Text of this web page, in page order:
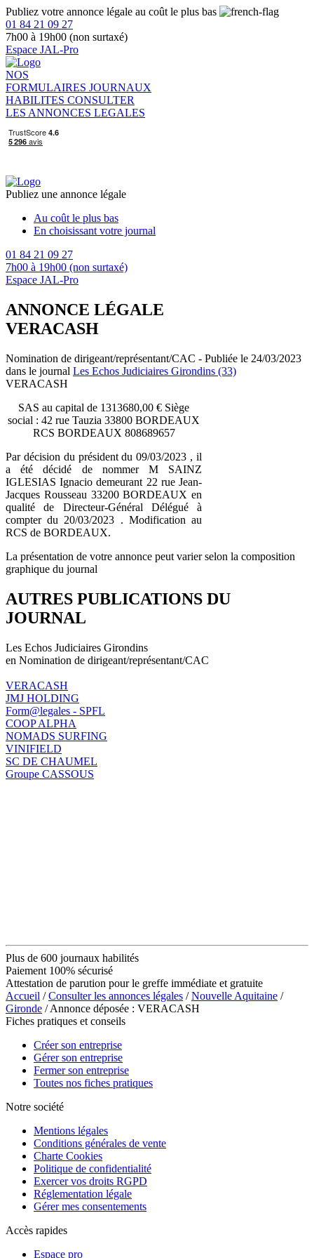
Publiez votre annonce légale au coût le plus bas
01 84 21 09 27
7h00 à 19h00 (non surtaxé)
Espace JAL-Pro
NOS
FORMULAIRES JOURNAUX
HABILITES CONSULTER
LES ANNONCES LEGALES
Publiez une annonce légale
Au coût le plus bas
En choisissant votre journal
01 84 21 09 27
7h00 à 19h00 (non surtaxé)
Espace JAL-Pro
ANNONCE LÉGALE
VERACASH
Nomination de dirigeant/représentant/CAC - Publiée le 24/03/2023
dans le journal Les Echos Judiciaires Girondins (33)
VERACASH
SAS au capital de 1313680,00 € Siège
social : 42 rue Tauzia 33800 BORDEAUX
RCS BORDEAUX 808689657
Par décision du président du 09/03/2023 , il
a été décidé de nommer M SAINZ
IGLESIAS Ignacio demeurant 22 rue Jean-
Jacques Rousseau 33200 BORDEAUX en
qualité de Directeur-Général Délégué à
compter du 20/03/2023 . Modification au
RCS de BORDEAUX.
La présentation de votre annonce peut varier selon la composition
graphique du journal
AUTRES PUBLICATIONS DU
JOURNAL
Les Echos Judiciaires Girondins
en Nomination de dirigeant/représentant/CAC
VERACASH
JMJ HOLDING
Form@legales - SPFL
COOP ALPHA
NOMADS SURFING
VINIFIELD
SC DE CHAUMEL
Groupe CASSOUS
Plus de 600 journaux habilités
Paiement 100% sécurisé
Attestation de parution pour le greffe immédiate et gratuite
Accueil /Consulter les annonces légales /Nouvelle Aquitaine /
Gironde / Annonce déposée : VERACASH
Fiches pratiques et conseils
Créer son entreprise
Gérer son entreprise
Fermer son entreprise
Toutes nos fiches pratiques
Notre société
Mentions légales
Conditions générales de vente
Charte Cookies
Politique de confidentialité
Exercer vos droits RGPD
Réglementation légale
Gérer mes consentements
Accès rapides
Espace pro